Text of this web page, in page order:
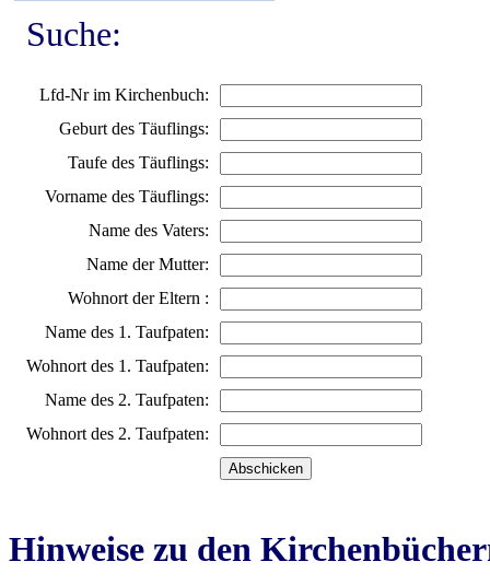
Suche:
Lfd-Nr im Kirchenbuch:
Geburt des Täuflings:
Taufe des Täuflings:
Vorname des Täuflings:
Name des Vaters:
Name der Mutter:
Wohnort der Eltern :
Name des 1. Taufpaten:
Wohnort des 1. Taufpaten:
Name des 2. Taufpaten:
Wohnort des 2. Taufpaten:
Hinweise zu den